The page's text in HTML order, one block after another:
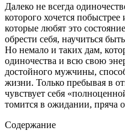
Далеко не всегда
которого хочется
которые любят это
обрести себя, научиться
Но немало и таких дам,
одиночества и всю свою
достойного мужчины,
жизни. Только пребывая в
чувствует себя
томится в ожидании, пряча
Содержание